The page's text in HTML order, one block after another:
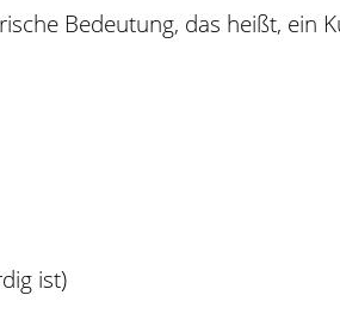
Bedeutung, das heißt, ein
ist)